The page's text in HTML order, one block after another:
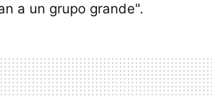
a un grupo grande".